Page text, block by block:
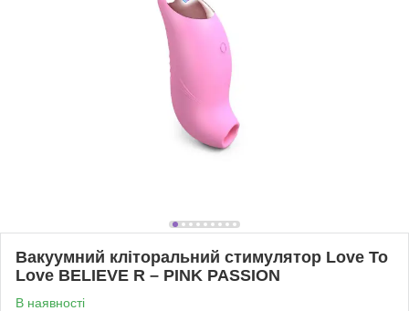
Вакуумний кліторальний стимулятор Love To
Love BELIEVE R – PINK PASSION
В наявності